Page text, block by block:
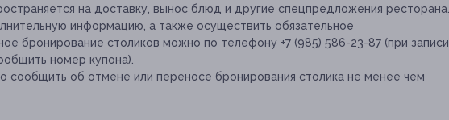
на доставку, вынос блюд и другие спецпредложения ресторана.
информацию, а также осуществить обязательное
бронирование столиков можно по телефону +7 (985) 586-23-87 (при записи
номер купона).
сообщить об отмене или переносе бронирования столика не менее чем